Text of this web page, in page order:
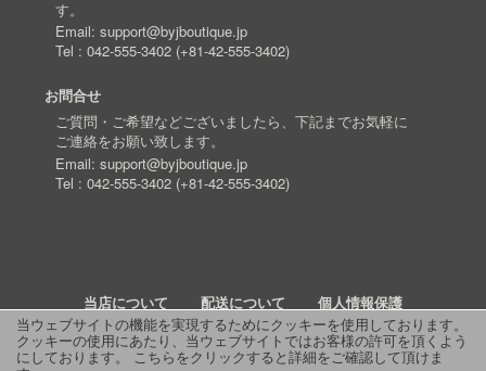
当ウェブサイトの機能を実現するためにクッキーを使用しております。
クッキーの使用にあたり、当ウェブサイトではお客様の許可を頂くよう
にしております。 こちらをクリックすると詳細をご確認して頂けま
す。
Email: support@byjboutique.jp
Tel : 042-555-3402(+81-42-555-3402)
お問合せ
ご質問・ご希望などございましたら、下記までお気軽に
ご連絡をお願い致します。
Email: support@byjboutique.jp
Tel : 042-555-3402(+81-42-555-3402)
当店について 配送について
個人情報保護
詳細検索
よくあるご質問 お問い合わせ RSS